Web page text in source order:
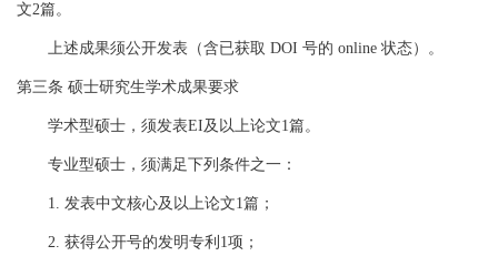
文2篇。
上述成果须公开发表（含已获取 DOI 号的 online 状态）。
第三条 硕士研究生学术成果要求
学术型硕士，须发表EI及以上论文1篇。
专业型硕士，须满足下列条件之一：
1. 发表中文核心及以上论文1篇；
2. 获得公开号的发明专利 1项；